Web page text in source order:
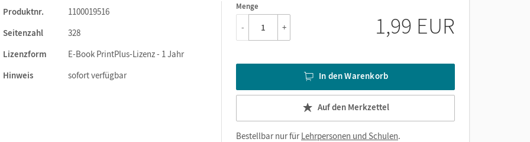
Produktnr.
1100019516
Seitenzahl
328
Lizenzform
E-Book PrintPlus-Lizenz - 1 Jahr
Hinweis
sofort verfügbar
Menge
1
- + 1,99 EUR
In den Warenkorb
Auf den Merkzettel
Bestellbar nur fürLehrpersonen und Schulen.